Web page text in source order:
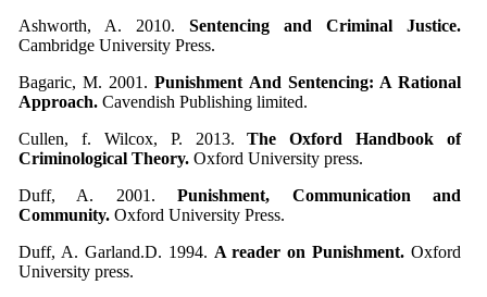
Ashworth, A. 2010. Sentencing and Criminal Justice.
Cambridge University Press.
Bagaric, M. 2001.Punishment And Sentencing: A Rational
Approach. Cavendish Publishing limited.
Cullen, f. Wilcox, P. 2013.The Oxford Handbook of
Criminological Theory. Oxford University press.
Duff, A. 2001.Punishment, Communication and
Community. Oxford University Press.
Duff, A. Garland.D. 1994. A reader on Punishment. Oxford
University press.